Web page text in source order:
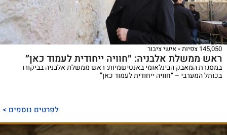
145,050 צפיות אישי ציבור
ראש ממשלת אלבניה: ״חוויה ייחודית לעמוד כאן״
במסגרת המאבק הבינלאומי באנטישמיות: ראש ממשלת אלבניה בביקורו
בכותל המערבי – “חוויה ייחודית לעמוד כאן”
לפרטים נוספים >